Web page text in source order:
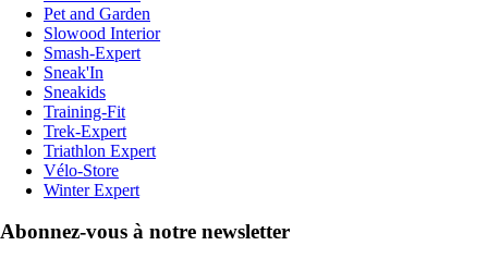
Pet and Garden
Slowood Interior
Smash-Expert
Sneak'In
Sneakids
Training-Fit
Trek-Expert
Triathlon Expert
Vélo-Store
Winter Expert
Abonnez-vous à notre newsletter